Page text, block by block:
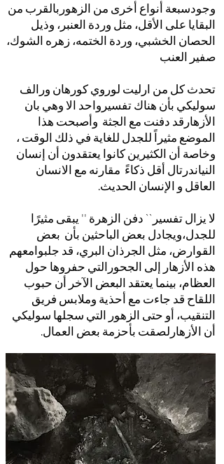
وجودسبعة أنواع أخرى من الزهوربالقرب من
البقايا على الأقل، مثل وردة العنبر، وذيل
الحصان الخشبي، وردة الختمه، زهره الشوك،
صفير العنب
تحدث كل من ارليت لوروي كورهان ورالف
سوليكي بأن هناك تفسيرواحد الا وهي بان
الأزهارقد دفنت مع الجثة وأصبحت هذا
الموضع مثيراً للجدل للغاية في ذلك الوقت ،
وخاصة أن الكثيرين كانوا يعتقدون أن إنسان
النياندرتال أقل ذكاءً مقارنه مع الانسان
العاقل و الإنسان الحديث.
لا يزال تفسير`` دفن الزهرة '' يبقى مثيرًا
للجدل،ويجادل بعض الباحثين بأن بعض
القوارض، مثل الجرذان البري، قد جلبوامعهم
هذه الأزهار إلى الجحورالتي حفروها حول
العظام، بينما يعتقد البعض الآخر أن حبوب
اللقاح قد جاءت مع أحذية وملابس فريق
التنقيب، أو حتى الزهور التي سجلها سوليكي
أن الأزهارلصقت بأحزمة بعض العمال.